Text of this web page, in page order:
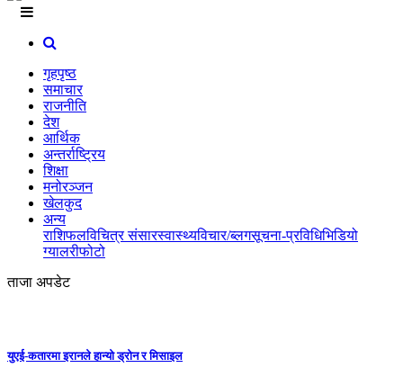
गृहपृष्ठ
समाचार
राजनीति
देश
आर्थिक
अन्तर्राष्ट्रिय
शिक्षा
मनोरञ्जन
खेलकुद
अन्य
राशिफलविचित्र संसारस्वास्थ्यविचार/ब्लगसूचना-प्रविधिभिडियो
ग्यालरीफोटो
ताजा अपडेट
युएई-कतारमा इरानले हान्यो ड्रोन र मिसाइल